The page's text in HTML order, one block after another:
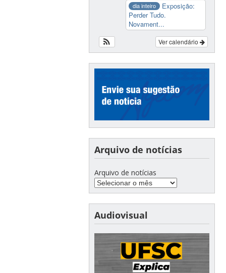
dia inteiro
Exposição:
Perder Tudo.
Novament...
Ver calendário
Arquivo de notícias
Arquivo de notícias
Audiovisual